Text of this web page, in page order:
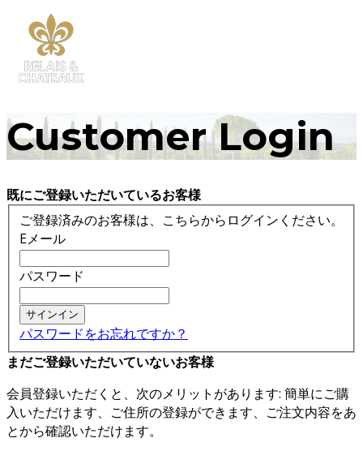
Customer Login
既にご登録いただいているお客様
ご登録済みのお客様は、こちらからログインください。
Eメール
パスワード
サインイン
パスワードをお忘れですか？
まだご登録いただいていないお客様
会員登録いただくと、次のメリットがあります: 簡単にご購
入いただけます、ご住所の登録ができます、ご注文内容をあ
とから確認いただけます。